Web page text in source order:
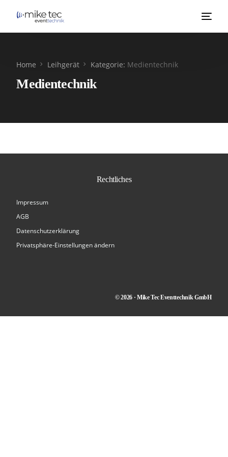
Home Leihgerät Kategorie: Medientechnik
Medientechnik
Rechtliches
Impressum
AGB
Datenschutzerklärung
Privatsphäre-Einstellungen ändern
© 2026 · Mike Tec Eventtechnik GmbH